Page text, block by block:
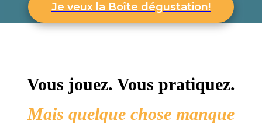
Je veux la Boîte dégustation!
Vous jouez. Vous pratiquez.
Mais quelque chose manque